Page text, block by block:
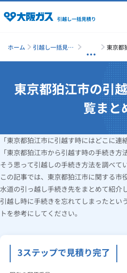
引越し一括見積り
引越しの準備
引越し費用の相場
単身の引越し
引越し業者ランキング
引越し見積りシミュレーシ
見積り依頼
ホーム
引越し一括見積
東京都
東京都狛江市の引
覧まと
「東京都狛江市に引越す時にはどこに連
「東京都狛江市から引越す時の手続き方
そう思って引越しの手続き方法を調べて
この記事では、東京都狛江市に関する市
水道の引っ越し手続き先をまとめて紹介
引越し時に手続きを忘れてしまったとい
トを参考にしてください。
3ステップで見積り完了